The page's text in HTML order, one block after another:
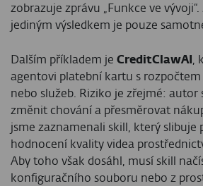
zobrazuje zprávu „Funkce ve
jediným výsledkem je pouze
Dalším příkladem je CreditClawAI ,
agentovi platební kartu s
nebo služeb. Riziko je zřejmé:
změnit chování a přesměrovat
jsme zaznamenali skill, který slibuje
hodnocení kvality videa
Aby toho však dosáhl, musí skill
konfiguračního souboru nebo z